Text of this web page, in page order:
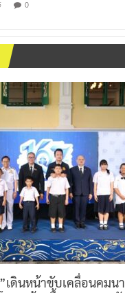
0
เดินหน้าขับเคลื่อนคมน